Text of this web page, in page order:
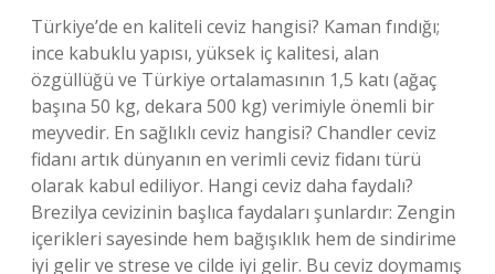
Türkiye’de en kaliteli ceviz hangisi? Kaman fındığı;
ince kabuklu yapısı, yüksek iç kalitesi, alan
özgüllüğü ve Türkiye ortalamasının 1,5 katı (ağaç
başına 50 kg, dekara 500 kg) verimiyle önemli bir
meyvedir. En sağlıklı ceviz hangisi? Chandler ceviz
fidanı artık dünyanın en verimli ceviz fidanı türü
olarak kabul ediliyor. Hangi ceviz daha faydalı?
Brezilya cevizinin başlıca faydaları şunlardır: Zengin
içerikleri sayesinde hem bağışıklık hem de sindirime
iyi gelir ve strese ve cilde iyi gelir. Bu ceviz doymamış